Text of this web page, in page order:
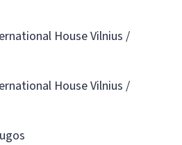
House Vilnius /
House Vilnius /